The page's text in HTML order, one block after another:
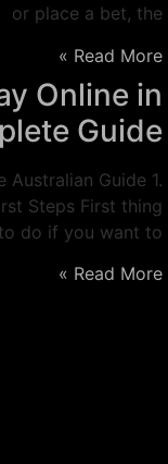
or place a bet, the
Read More »
Online in
Guide
Australian Guide 1.
Steps First thing
do if you want to
Read More »